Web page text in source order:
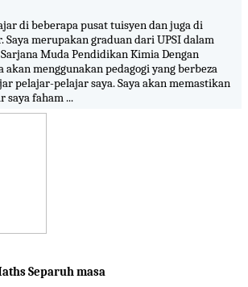
di beberapa pusat tuisyen dan juga di
Saya merupakan graduan dari UPSI dalam
Muda Pendidikan Kimia Dengan
akan menggunakan pedagogi yang berbeza
pelajar-pelajar saya. Saya akan memastikan
saya faham ...
Separuh masa